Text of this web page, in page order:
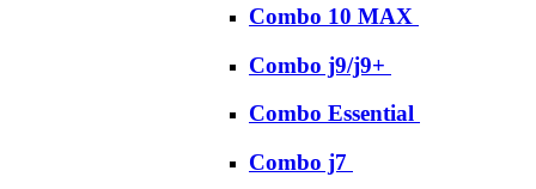
Combo 10 MAX
Combo j9/j9+
Combo Essential
Combo j7